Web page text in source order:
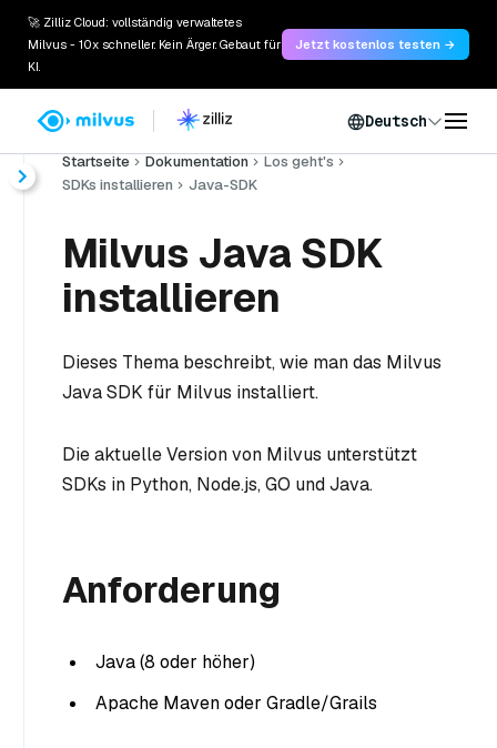
🚀 Zilliz Cloud: vollständig verwaltetes
Milvus - 10x schneller. Kein Ärger. Gebaut für
KI.
Jetzt kostenlos testen →
Deutsch
Startseite Dokumentation
Los geht's
SDKs installieren
Java-SDK
Milvus Java SDK
installieren
Dieses Thema beschreibt, wie man das Milvus
Java SDK für Milvus installiert.
Die aktuelle Version von Milvus unterstützt
SDKs in Python, Node.js, GO und Java.
Anforderung
Java (8 oder höher)
Apache Maven oder Gradle/Grails